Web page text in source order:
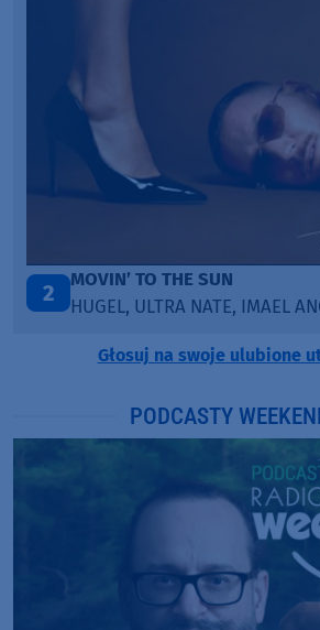
3
ITEPE ITEDE
SANAH
Głosuj na swoje ulubione
PODCASTY